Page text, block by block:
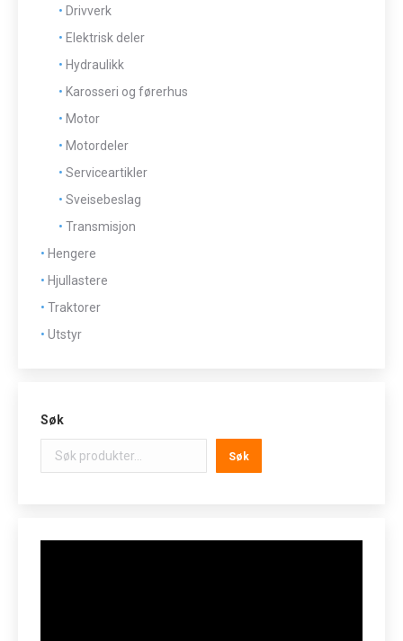
Drivverk
Elektrisk deler
Hydraulikk
Karosseri og førerhus
Motor
Motordeler
Serviceartikler
Sveisebeslag
Transmisjon
Hengere
Hjullastere
Traktorer
Utstyr
Søk
Søk